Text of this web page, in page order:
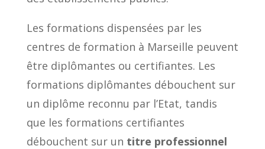
Les formations dispensées par les
centres de formation à Marseille peuvent
être diplômantes ou certifiantes. Les
formations diplômantes débouchent sur
un diplôme reconnu par l’Etat, tandis
que les formations certifiantes
débouchent sur un titre professionnel